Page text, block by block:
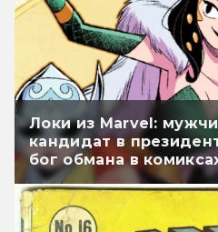
Локи из Marvel:
кандидат в
бог обмана в